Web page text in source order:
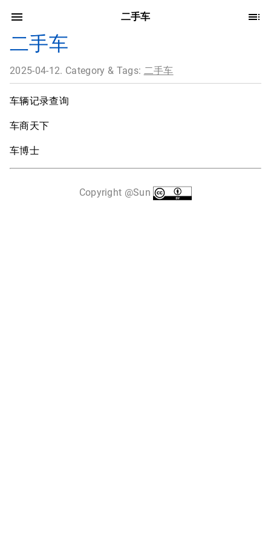
二手车
二手车
2025-04-12. Category & Tags: 二手车
车辆记录查询
车商天下
车博士
Copyright @Sun